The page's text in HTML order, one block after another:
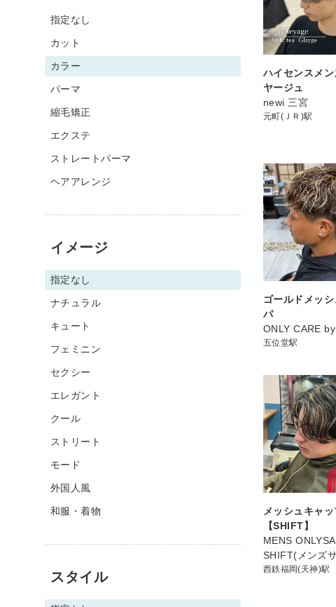
ハイセンスメン
ヤージュ
newi 三宮
元町(ＪＲ)駅
ゴールドメッ
パ
ONLY CARE
五位堂駅
メッシュキャッ
【SHIFT】
MENS
SHIFT(メンズ
西鉄福岡(天神)駅
指定なし
カット
カラー
パーマ
縮毛矯正
エクステ
ストレートパーマ
ヘアアレンジ
イメージ
指定なし
ナチュラル
キュート
フェミニン
セクシー
エレガント
クール
ストリート
モード
外国人風
和服・着物
スタイル